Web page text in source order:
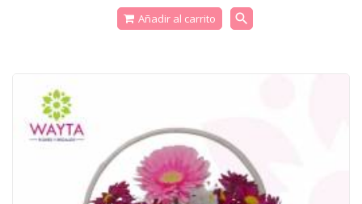
Añadir al carrito search